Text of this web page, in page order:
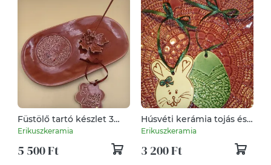
Füstölő tartó készlet 3
darabos
Erikuszkeramia
5 500 Ft
Húsvéti kerámia tojás és
nyuszi
Erikuszkeramia
3 200 Ft